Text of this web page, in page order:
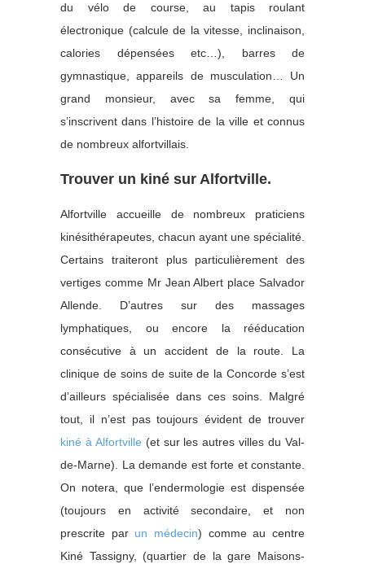
du vélo de course, au tapis roulant
électronique (calcule de la vitesse, inclinaison,
calories dépensées etc…), barres de
gymnastique, appareils de musculation… Un
grand monsieur, avec sa femme, qui
s’inscrivent dans l’histoire de la ville et connus
de nombreux alfortvillais.
Trouver un kiné sur Alfortville.
Alfortville accueille de nombreux praticiens
kinésithérapeutes, chacun ayant une spécialité.
Certains traiteront plus particulièrement des
vertiges comme Mr Jean Albert place Salvador
Allende. D’autres sur des massages
lymphatiques, ou encore la rééducation
consécutive à un accident de la route. La
clinique de soins de suite de la Concorde s’est
d’ailleurs spécialisée dans ces soins. Malgré
tout, il n’est pas toujours évident de trouver
kiné à Alfortville (et sur les autres villes du Val-
de-Marne). La demande est forte et constante.
On notera, que l’endermologie est dispensée
(toujours en activité secondaire, et non
prescrite par un médecin) comme au centre
Kiné Tassigny, (quartier de la gare Maisons-